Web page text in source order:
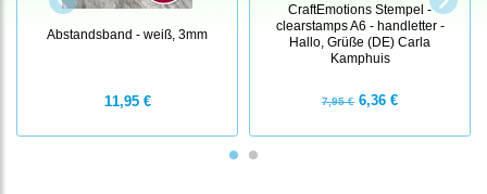
Abstandsband - weiß, 3mm
11,95 €
CraftEmotions Stempel -
clearstamps A6 - handletter -
Hallo, Grüße (DE) Carla
Kamphuis
7,95 € 6,36 €